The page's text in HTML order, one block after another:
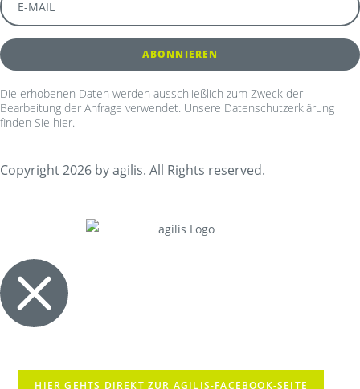
Die erhobenen Daten werden ausschließlich zum Zweck der
Bearbeitung der Anfrage verwendet. Unsere Datenschutzerklärung
finden Sie hier.
Copyright 2026 by agilis. All Rights reserved.
HIER GEHTS DIREKT ZUR AGILIS-FACEBOOK-SEITE